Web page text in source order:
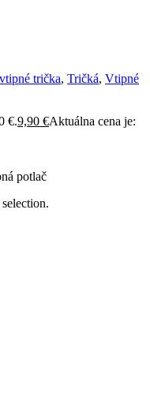
trička, Tričká, Vtipné
€.9,90 €Aktuálna cena je:
potlač